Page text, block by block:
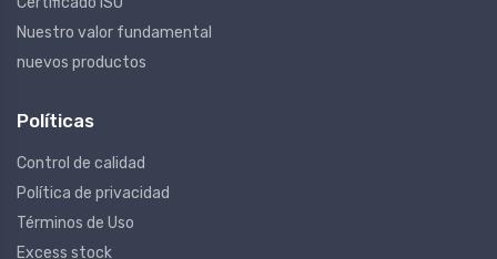
Nuestro valor fundamental
nuevos productos
Políticas
Control de calidad
Política de privacidad
Términos de Uso
Excess stock